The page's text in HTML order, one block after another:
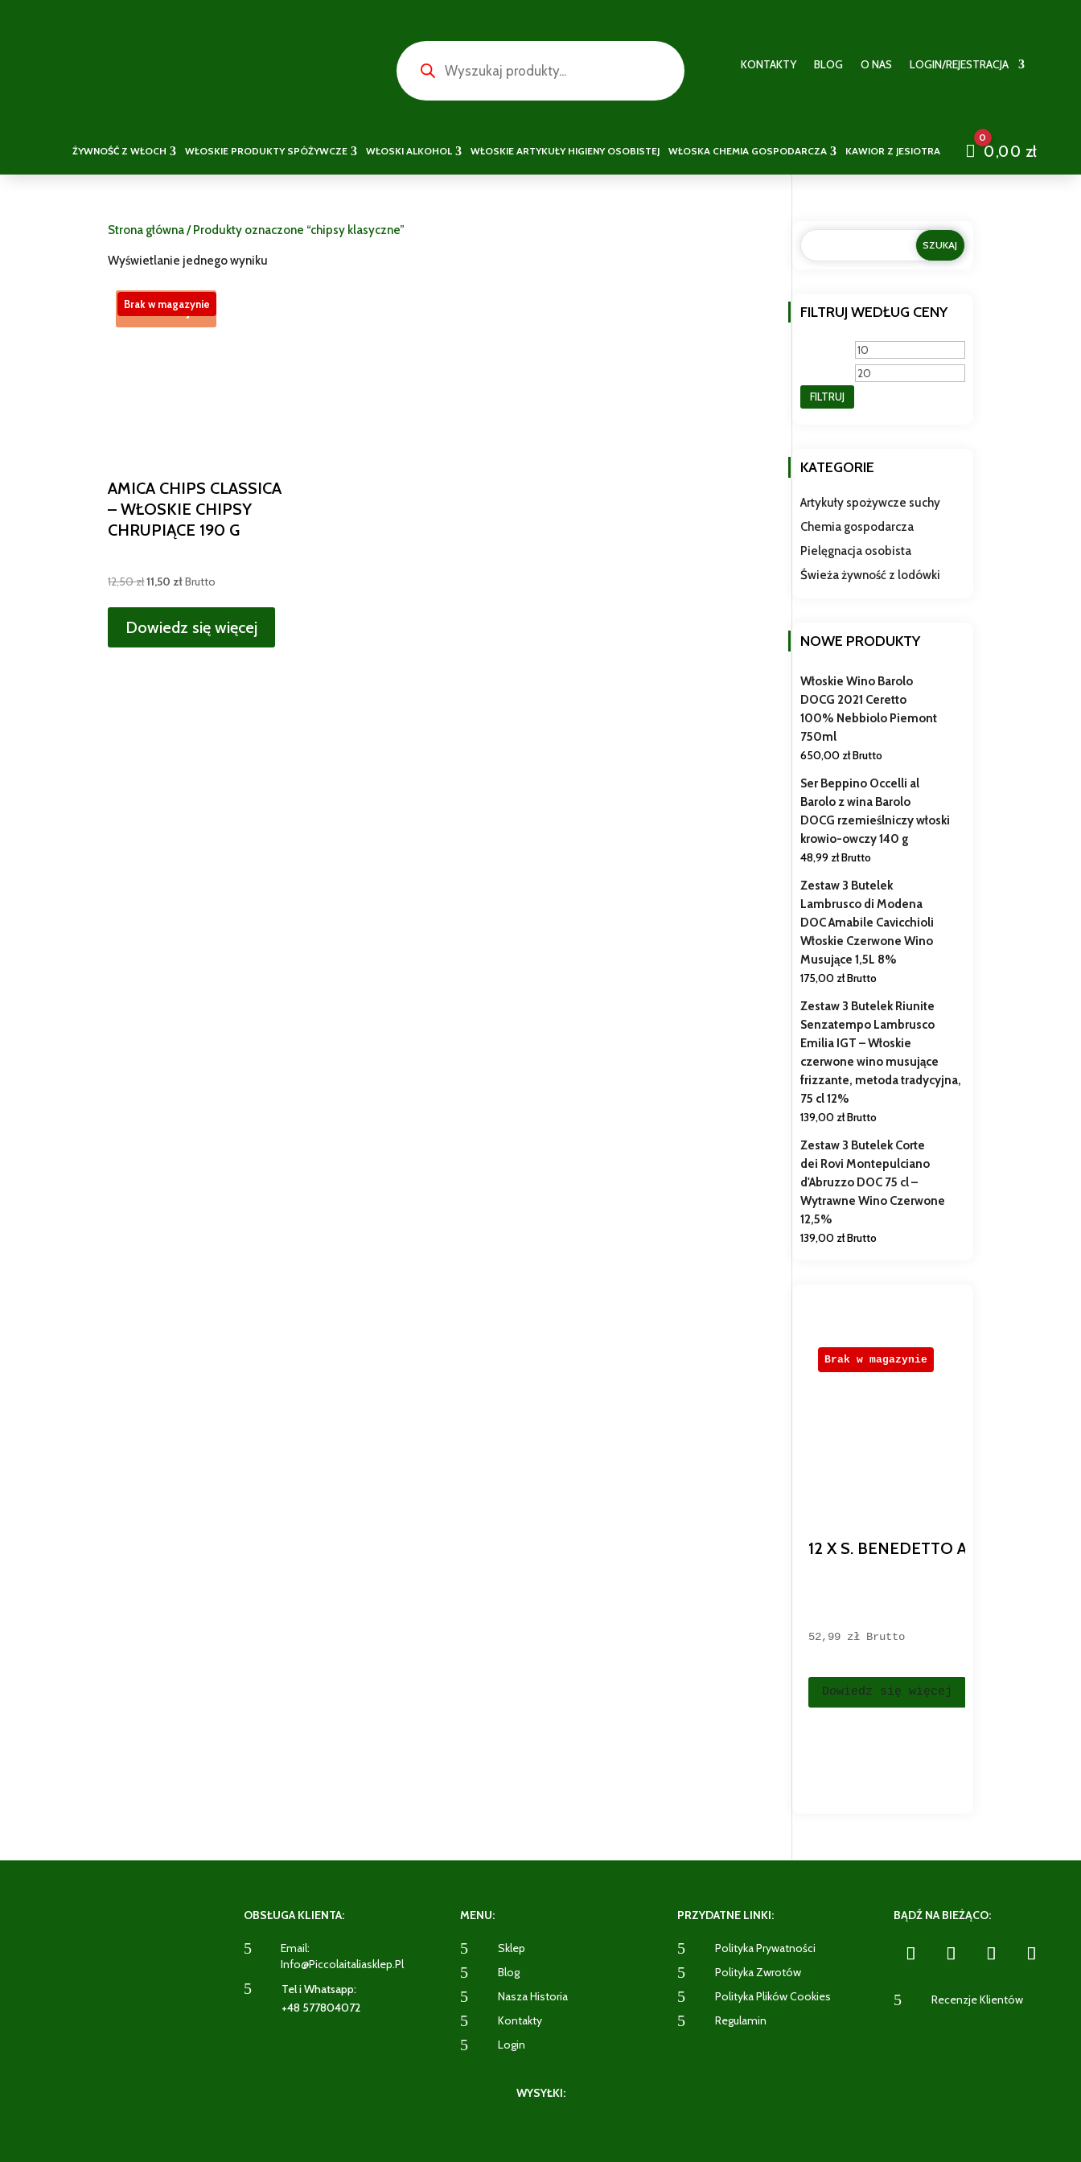
Wyszukiwarka
produktów KONTAKTY BLOG O NAS LOGIN/REJESTRACJA
ŻYWNOŚĆ Z WŁOCH WŁOSKIE PRODUKTY SPÓŻYWCZE WŁOSKI ALKOHOL WŁOSKIE ARTYKUŁY HIGIENY OSOBISTEJ WŁOSKA CHEMIA GOSPODARCZA KAWIOR Z JESIOTRA Cart
0
0,00 zł
Strona główna/ Produkty oznaczone “chipsy klasyczne”
Wyświetlanie jednego wyniku
Promocja!
AMICA CHIPS CLASSICA
– WŁOSKIE CHIPSY
CHRUPIĄCE 190 G
12,50złPierwotna
wynosiła:
12,50 zł.
11,50 złAktualna
11,50 zł.
Brutto
Dowiedz się więcej
Brak w magazynie FILTRUJ WEDŁUG CENY
Cena
min
FILTRUJ
KATEGORIE
Artykuły spożywcze suchy
Chemia gospodarcza
Pielęgnacja osobista
Świeża żywność z lodówki
NOWE PRODUKTY
Włoskie Wino Barolo
DOCG 2021 Ceretto
100% Nebbiolo Piemont
750ml
650,00 złBrutto
Ser Beppino Occelli al
Barolo z wina Barolo
DOCG rzemieślniczy włoski
krowio-owczy 140 g
48,99 złBrutto
Zestaw 3 Butelek
Lambrusco di Modena
DOC Amabile Cavicchioli
Włoskie Czerwone Wino
Musujące 1,5L 8%
175,00 złBrutto
Zestaw 3 Butelek Riunite
Senzatempo Lambrusco
Emilia IGT – Włoskie
czerwone wino musujące
frizzante, metoda tradycyjna,
75 cl 12%
139,00 złBrutto
Zestaw 3 Butelek Corte
dei Rovi Montepulciano
d'Abruzzo DOC 75 cl –
Wytrawne Wino Czerwone
12,5%
139,00 złBrutto
12 X S. BENEDETTO ARANCIA E
52,99 zł Brutto
Dowiedz się więcej
Brak w magazynie
OBSŁUGA KLIENTA:
5
Email:
Info@piccolaitaliasklep.pl
5
Tel i Whatsapp:
+48 577804072
MENU:
5 Sklep
5 Blog
5 Nasza Historia
5 Kontakty
5 Login
PRZYDATNE LINKI:
5 Polityka Prywatności
5 Polityka Zwrotów
5 Polityka Plików Cookies
5 Regulamin
BĄDŹ NA BIEŻĄCO:
5 Recenzje Klientów
WYSYŁKI: